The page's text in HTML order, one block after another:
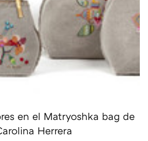
en el Matryoshka bag de
Herrera